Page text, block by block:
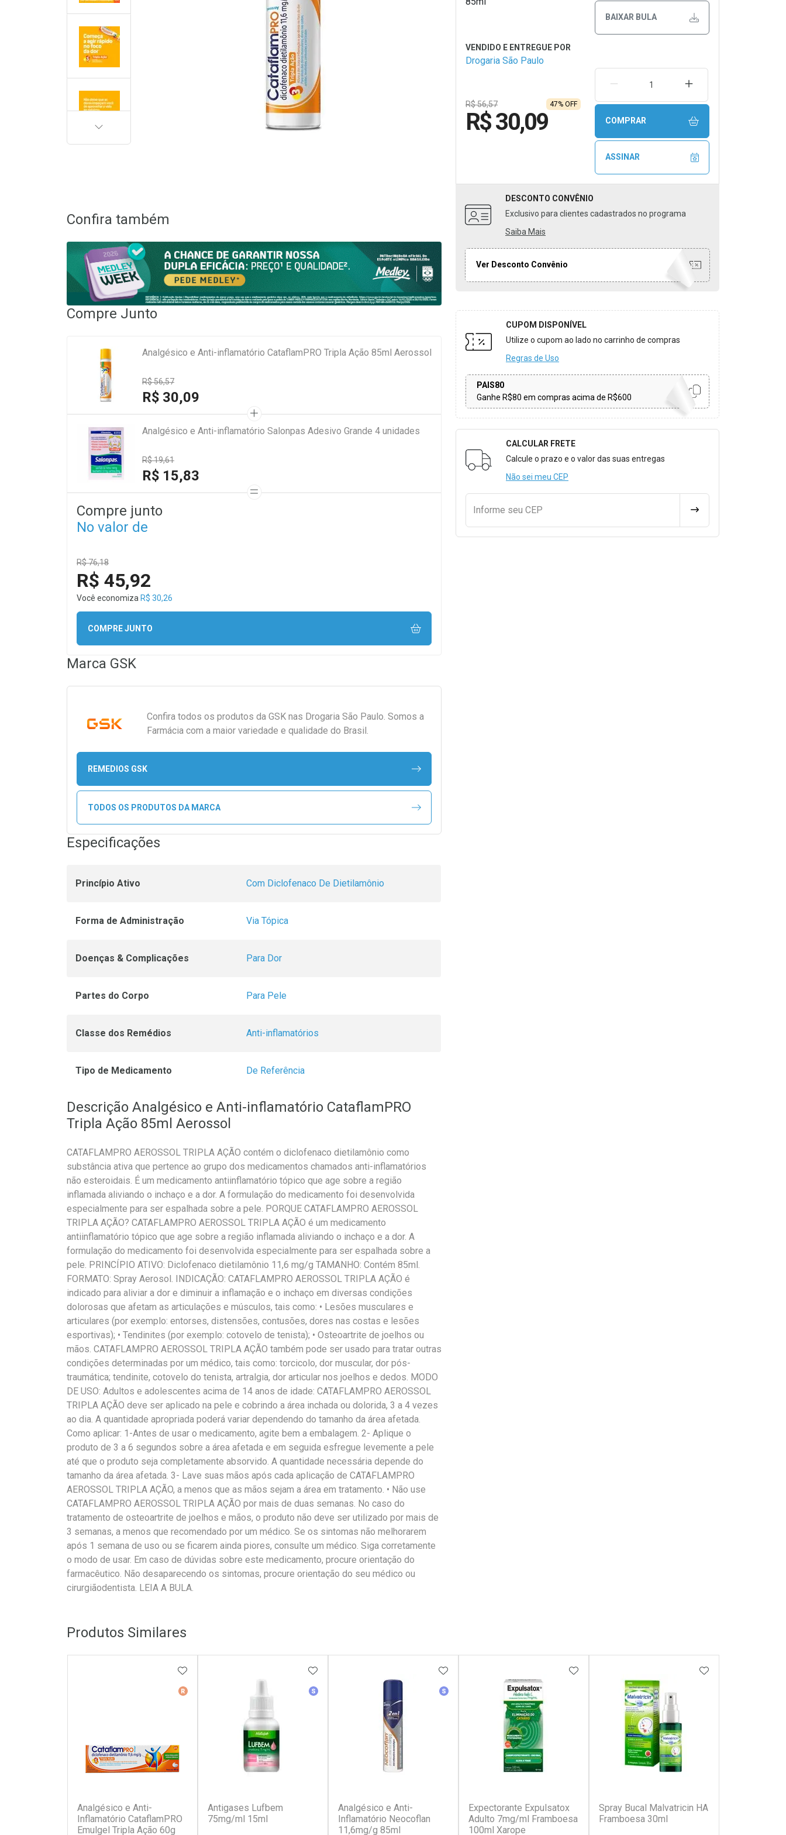
BAIXAR BULA
Drogaria São Paulo
R$ 56,57 47% OFF
R$ 30,09
REMOVER UMA UNIDADEAUMENTAR UMA
COMPRAR
ASSINAR
DESCONTO CONVÊNIO
Exclusivo para clientes cadastrados no programa
Saiba Mais
Ver Desconto Convênio
CUPOM DISPONÍVEL
Utilize o cupom ao lado no carrinho de compras
Regras de Uso
PAIS80
Ganhe R$80 em compras acima de R$600
Formulário para Calcular o Frete
CALCULAR FRETE
Calcule o prazo e o valor das suas entregas
Não sei meu CEP
Informe seu CEP CALCULAR FRETE
PRÓXIMA
Confira também
Compre Junto
Analgésico e Anti-inflamatório CataflamPRO Tripla Ação 85ml Aerossol
R$ 56,57
R$ 30,09
Analgésico e Anti-inflamatório Salonpas Adesivo Grande 4 unidades
R$ 19,61
R$ 15,83
Compre junto
No valor de
R$ 76,18
R$ 45,92
Você economiza R$ 30,26
COMPRE JUNTO
Marca GSK
Confira todos os produtos da GSK nas Drogaria São Paulo. Somos a
Farmácia com a maior variedade e qualidade do Brasil.
REMEDIOS GSK
TODOS OS PRODUTOS DA MARCA
Especificações
Princípio Ativo Com Diclofenaco De Dietilamônio
Forma de Administração Via Tópica
Doenças & Complicações Para Dor
Partes do Corpo Para Pele
Classe dos Remédios Anti-inflamatórios
Tipo de Medicamento De Referência
Descrição Analgésico e Anti-inflamatório CataflamPRO
Tripla Ação 85ml Aerossol
CATAFLAMPRO AEROSSOL TRIPLA AÇÃO contém o diclofenaco dietilamônio como
substância ativa que pertence ao grupo dos medicamentos chamados anti-inflamatórios
não esteroidais. É um medicamento antiinflamatório tópico que age sobre a região
inflamada aliviando o inchaço e a dor. A formulação do medicamento foi desenvolvida
especialmente para ser espalhada sobre a pele. PORQUE CATAFLAMPRO AEROSSOL
TRIPLA AÇÃO? CATAFLAMPRO AEROSSOL TRIPLA AÇÃO é um medicamento
antiinflamatório tópico que age sobre a região inflamada aliviando o inchaço e a dor. A
formulação do medicamento foi desenvolvida especialmente para ser espalhada sobre a
pele. PRINCÍPIO ATIVO: Diclofenaco dietilamônio 11,6 mg/g TAMANHO: Contém 85ml.
FORMATO: Spray Aerosol. INDICAÇÃO: CATAFLAMPRO AEROSSOL TRIPLA AÇÃO é
indicado para aliviar a dor e diminuir a inflamação e o inchaço em diversas condições
dolorosas que afetam as articulações e músculos, tais como: • Lesões musculares e
articulares (por exemplo: entorses, distensões, contusões, dores nas costas e lesões
esportivas); • Tendinites (por exemplo: cotovelo de tenista); • Osteoartrite de joelhos ou
mãos. CATAFLAMPRO AEROSSOL TRIPLA AÇÃO também pode ser usado para tratar outras
condições determinadas por um médico, tais como: torcicolo, dor muscular, dor pós-
traumática; tendinite, cotovelo do tenista, artralgia, dor articular nos joelhos e dedos. MODO
DE USO: Adultos e adolescentes acima de 14 anos de idade: CATAFLAMPRO AEROSSOL
TRIPLA AÇÃO deve ser aplicado na pele e cobrindo a área inchada ou dolorida, 3 a 4 vezes
ao dia. A quantidade apropriada poderá variar dependendo do tamanho da área afetada.
Como aplicar: 1-Antes de usar o medicamento, agite bem a embalagem. 2- Aplique o
produto de 3 a 6 segundos sobre a área afetada e em seguida esfregue levemente a pele
até que o produto seja completamente absorvido. A quantidade necessária depende do
tamanho da área afetada. 3- Lave suas mãos após cada aplicação de CATAFLAMPRO
AEROSSOL TRIPLA AÇÃO, a menos que as mãos sejam a área em tratamento. • Não use
CATAFLAMPRO AEROSSOL TRIPLA AÇÃO por mais de duas semanas. No caso do
tratamento de osteoartrite de joelhos e mãos, o produto não deve ser utilizado por mais de
3 semanas, a menos que recomendado por um médico. Se os sintomas não melhorarem
após 1 semana de uso ou se ficarem ainda piores, consulte um médico. Siga corretamente
o modo de usar. Em caso de dúvidas sobre este medicamento, procure orientação do
farmacêutico. Não desaparecendo os sintomas, procure orientação do seu médico ou
cirurgiãodentista. LEIA A BULA.
Produtos Similares
Analgésico e Anti-
Inflamatório CataflamPRO
Emulgel Tripla Ação 60g
Medicamento De Referência
ADICIONAR AOS FAVORITOS
Antigases Lufbem
75mg/ml 15ml
Medicamento Similar
ADICIONAR AOS FAVORITOS
Analgésico e Anti-
Inflamatório Neocoflan
11,6mg/g 85ml
Medicamento Similar
ADICIONAR AOS FAVORITOS
Expectorante Expulsatox
Adulto 7mg/ml Framboesa
100ml Xarope
ADICIONAR AOS FAVORITOS
Spray Bucal Malvatricin HA
Framboesa 30ml
ADICIONAR AOS